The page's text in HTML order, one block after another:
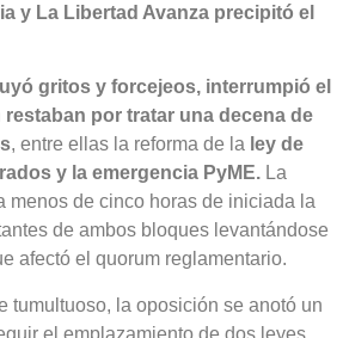
y La Libertad Avanza precipitó el
gritos y forcejeos, interrumpió el
por tratar una decena de
, entre ellas la reforma de la ley de
y la emergencia PyME. La
menos de cinco horas de iniciada la
de ambos bloques levantándose
afectó el quorum reglamentario.
tumultuoso, la oposición se anotó un
el emplazamiento de dos leyes